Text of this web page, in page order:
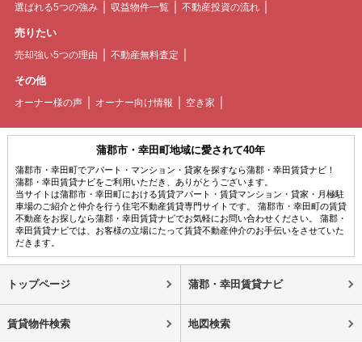
選ばれる5つの強み 収益物件一覧 不動産投資の流れ
売りたい
売却強い5つの理由 不動産無料査定
その他
オーナー様の声 オーナー向け情報 空き家
蒲郡市・幸田町地域に愛されて40年
蒲郡市・幸田町でアパート・マンション・貸家を探すなら蒲郡・幸田賃貸ナビ！
蒲郡・幸田賃貸ナビをご利用いただき、ありがとうございます。
当サイトは蒲郡市・幸田町における賃貸アパート・賃貸マンション・貸家・月極駐
車場のご紹介と仲介を行う住宅不動産賃貸専門サイトです。 蒲郡市・幸田町の賃貸
不動産をお探しなら蒲郡・幸田賃貸ナビでお気軽にお問い合わせください。 蒲郡・
幸田賃貸ナビでは、お客様の立場にたって賃貸不動産仲介のお手伝いをさせていた
だきます。
トップページ 蒲郡・幸田賃貸ナビ
賃貸物件検索 地図検索